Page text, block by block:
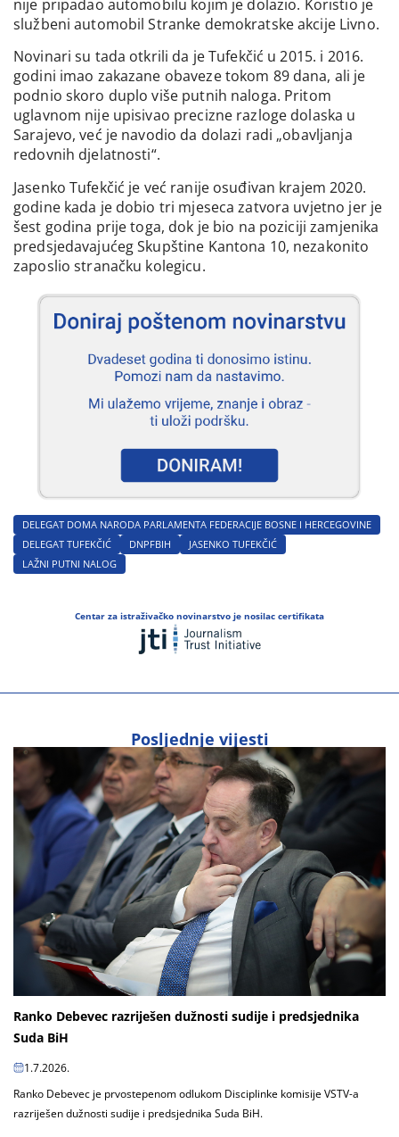
nije pripadao automobilu kojim je dolazio. Koristio je
službeni automobil Stranke demokratske akcije Livno.
Novinari su tada otkrili da je Tufekčić u 2015. i 2016.
godini imao zakazane obaveze tokom 89 dana, ali je
podnio skoro duplo više putnih naloga. Pritom
uglavnom nije upisivao precizne razloge dolaska u
Sarajevo, već je navodio da dolazi radi „obavljanja
redovnih djelatnosti“.
Jasenko Tufekčić je već ranije osuđivan krajem 2020.
godine kada je dobio tri mjeseca zatvora uvjetno jer je
šest godina prije toga, dok je bio na poziciji zamjenika
predsjedavajućeg Skupštine Kantona 10, nezakonito
zaposlio stranačku kolegicu.
DELEGAT DOMA NARODA PARLAMENTA FEDERACIJE BOSNE I HERCEGOVINE
DELEGAT TUFEKČIĆ
DNPFBIH
JASENKO TUFEKČIĆ
LAŽNI PUTNI NALOG
Centar za istraživačko novinarstvo je nosilac certifikata
Posljednje vijesti
Ranko Debevec razriješen dužnosti sudije i predsjednika
Suda BiH
1.7.2026.
Ranko Debevec je prvostepenom odlukom Disciplinke komisije VSTV-a
razriješen dužnosti sudije i predsjednika Suda BiH.